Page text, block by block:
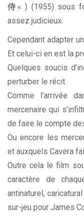
侍 « ) (1955) sous
assez judicieux.
Cependant adapter
Et celui-ci en est la
Quelques soucis
perturber le récit.
Comme l’arrivée
mercenaire qui
de faire le compte
Ou encore les
et auxquels Cavera
Outre cela le film
caractère de
antinaturel,
sur-jeu pour James